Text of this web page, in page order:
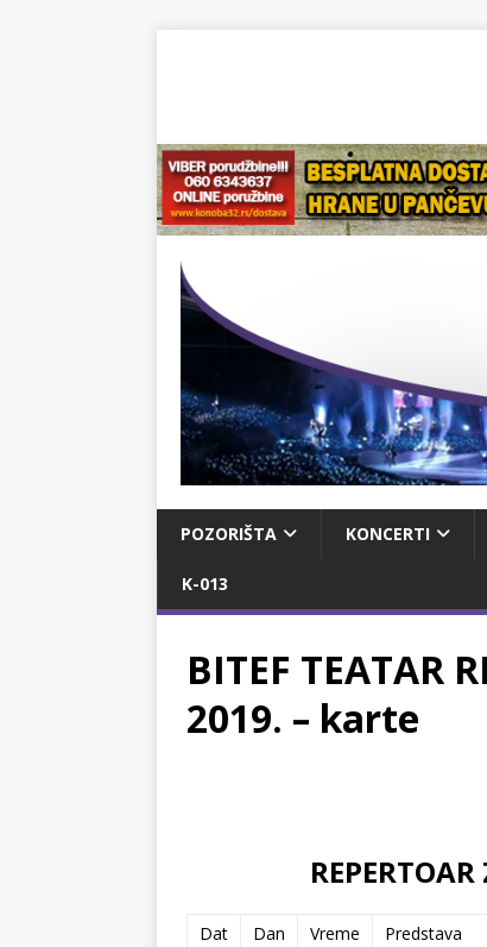
POZORIŠTA KONCERTI
K-013
BITEF TEATAR
2019. – karte
Dat Dan Vreme
Predstava